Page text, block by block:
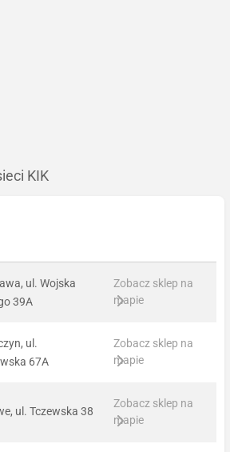
KIK
ul. Wojska
39A
Zobacz sklep na
mapie
ul.
67A
Zobacz sklep na
mapie
ul. Tczewska 38
Zobacz sklep na
mapie